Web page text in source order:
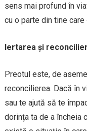
sens mai profund în
cu o parte din tine
Iertarea și
Preotul este, de
reconcilierea. Dacă în
sau te ajută să te
dorința ta de a încheia